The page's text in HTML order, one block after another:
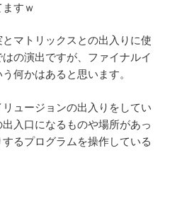
すｗ
マトリックスとの出入りに使
の演出ですが、ファイナルイ
何かはあると思います。
ュージョンの出入りをしてい
入口になるものや場所があっ
るプログラムを操作している